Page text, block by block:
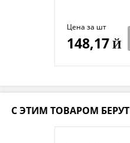
Цена за шт
148,17Й
С ЭТИМ ТОВАРОМ БЕРУТ